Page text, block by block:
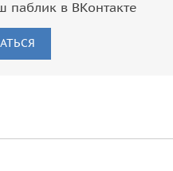
паблик в ВКонтакте